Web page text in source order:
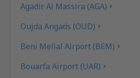
Agadir Al Massira (AGA)
Oujda Angads (OUD)
Beni Mellal Airport (BEM)
Bouarfa Airport (UAR)